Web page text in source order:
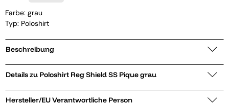
Farbe: grau
Typ: Poloshirt
Beschreibung
Details zu Poloshirt Reg Shield SS Pique grau
Hersteller/EU Verantwortliche Person